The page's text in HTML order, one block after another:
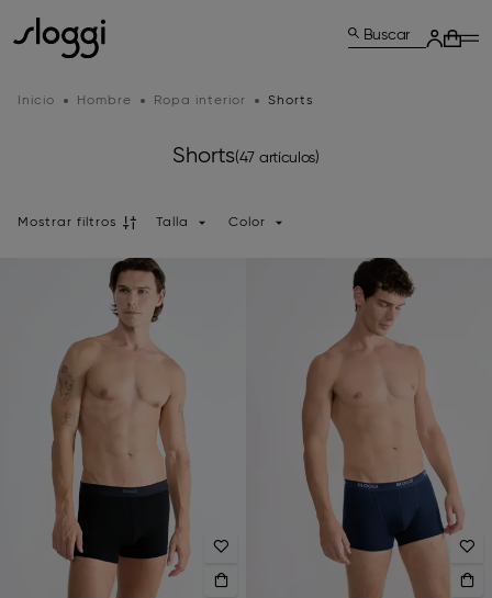
Buscar
Inicio Hombre Ropa interior Shorts
Shorts(47 artículos)
Mostrar filtros Talla Color